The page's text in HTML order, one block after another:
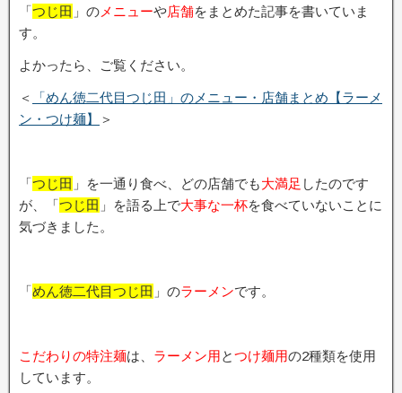
「つじ田 」の メニューや店舗をまとめた記事を書いていま
す。
よかったら、ご覧ください。
＜
「めん徳二代目つじ田」のメニュー・店舗まとめ【ラーメ
ン・つけ麺】
＞
「つじ田 」を一通り食べ、どの店舗でも大満足 したのです
が、「つじ田 」を語る上で大事な一杯を食べていないことに
気づきました。
「めん徳二代目つじ田 」のラーメンです。
こだわりの特注麺は、 ラーメン用とつけ麺用の2種類を使用
しています。